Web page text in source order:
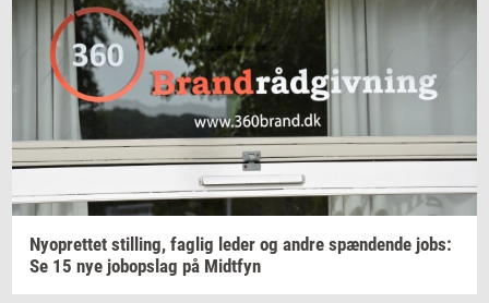
Ny­op­ret­tet stil­ling, fag­lig leder og andre spæn­den­de jobs:
Se 15 nye jo­bop­slag på Midt­fyn